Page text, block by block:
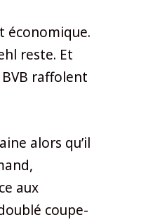
économique.
reste. Et
raffolent
alors qu’il
aux
coupe-